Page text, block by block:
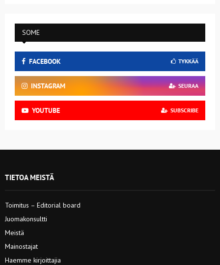
SOME
FACEBOOK TYKKÄÄ
INSTAGRAM SEURAA
YOUTUBE SUBSCRIBE
TIETOA MEISTÄ
Toimitus – Editorial board
Juomakonsultti
Meistä
Mainostajat
Haemme kirjoittajia